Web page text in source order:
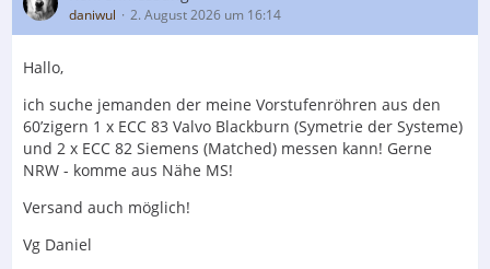
daniwul 2. August 2026 um 16:14
Hallo,
ich suche jemanden der meine Vorstufenröhren aus den
60’zigern 1 x ECC 83 Valvo Blackburn (Symetrie der Systeme)
und 2 x ECC 82 Siemens (Matched) messen kann! Gerne
NRW - komme aus Nähe MS!
Versand auch möglich!
Vg Daniel